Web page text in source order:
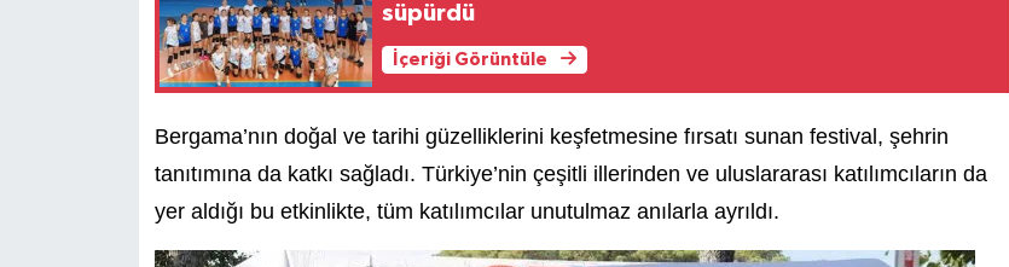
süpürdü
İçeriği Görüntüle
Bergama’nın doğal ve tarihi güzelliklerini keşfetmesine fırsatı sunan festival, şehrin
tanıtımına da katkı sağladı. Türkiye’nin çeşitli illerinden ve uluslararası katılımcıların da
yer aldığı bu etkinlikte, tüm katılımcılar unutulmaz anılarla ayrıldı.